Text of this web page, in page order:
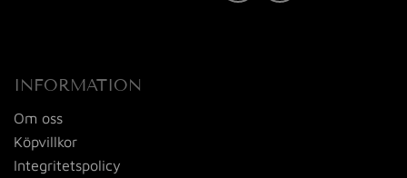
INFORMATION
Om oss
Köpvillkor
Integritetspolicy